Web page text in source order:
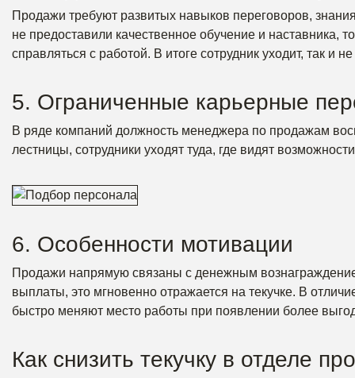
Продажи требуют развитых навыков переговоров,
не предоставили качественное обучение и наставника,
справляться с работой. В итоге сотрудник уходит, так и
5. Ограниченные карьерные
В ряде компаний должность менеджера по продажам
лестницы, сотрудники уходят туда, где видят
6. Особенности мотивации
Продажи напрямую связаны с денежным
выплаты, это мгновенно отражается на текучке. В
быстро меняют место работы при появлении более
Как снизить текучку в отделе